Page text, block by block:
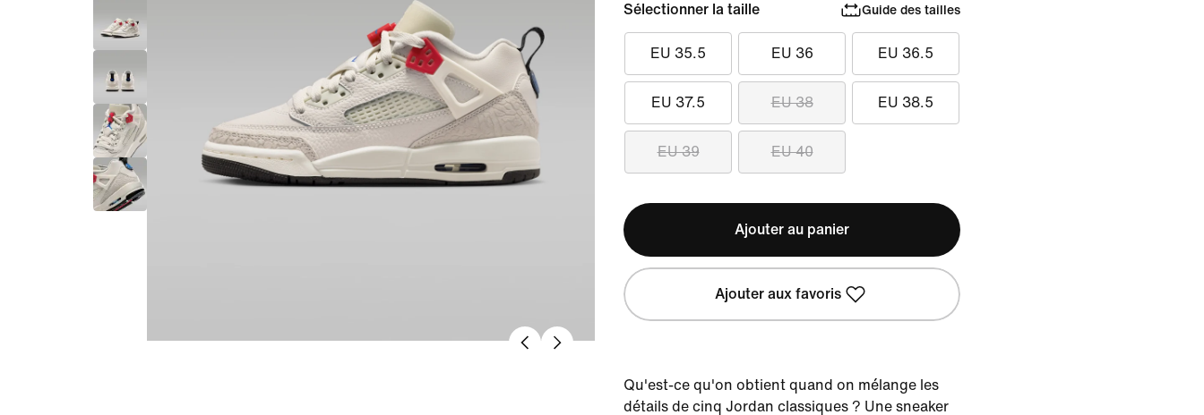
Sélectionner la taille Guide des tailles
EU 35.5 EU 36 EU 36.5
EU 37.5 EU 38 EU 38.5
EU 39 EU 40
Ajouter au panier
Ajouter aux favoris
Qu'est-ce qu'on obtient quand on mélange les
détails de cinq Jordan classiques ? Une sneaker